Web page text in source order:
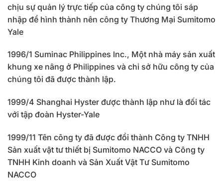
chịu sự quản lý trực tiếp của công ty chúng tôi sáp
nhập để hình thành nên công ty Thương Mại Sumitomo
Yale
1996/1 Suminac Philippines lnc., Một nhà máy sản xuất
khung xe nâng ở Philippines và chỉ sở hữu công ty của
chúng tôi đã được thành lập.
1999/4 Shanghai Hyster được thành lập như là đối tác
với tập đoàn Hyster-Yale
1999/11 Tên công ty đã được đổi thành Công ty TNHH
Sản xuất vật tư thiết bị Sumitomo NACCO và Công ty
TNHH Kinh doanh và Sản Xuất Vật Tư Sumitomo
NACCO